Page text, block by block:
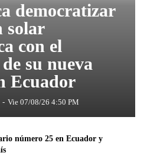
democratizar
solar
con el
su nueva
Ecuador
- Vie 07/08/26 4:50 PM
número 25 en Ecuador y